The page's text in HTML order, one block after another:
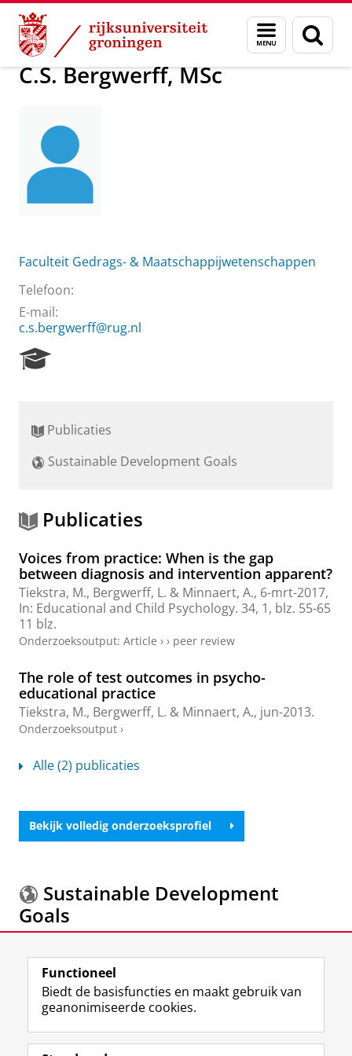
Skip
Content
Skip
Navigation
Menu
en
zoeken
Over ons C.S. Bergwerff, MSc
C.S. Bergwerff, MSc
Faculteit Gedrags- & Maatschappijwetenschappen
Telefoon:
E-mail:
c.s.bergwerff@rug.nl
r
h
r
t
l
Publicaties
Sustainable Development Goals
Publicaties
Voices from practice: When is the gap
between diagnosis and intervention apparent?
Tiekstra, M., Bergwerff, L. & Minnaert, A., 6-mrt-2017,
In: Educational and Child Psychology. 34, 1, blz. 55-65
11 blz.
Onderzoeksoutput: Article › › peer review
The role of test outcomes in psycho-
educational practice
Tiekstra, M., Bergwerff, L. & Minnaert, A., jun-2013.
Onderzoeksoutput ›
Alle (2) publicaties
Bekijk volledig onderzoeksprofiel
Sustainable Development
Goals
Meer informatie over deSustainable Development
Goals.
Volg de RUG
F
a
L
i
R
S
I
n
Y
o
Functioneel
Biedt de basisfuncties en maakt gebruik van
geanonimiseerde cookies.